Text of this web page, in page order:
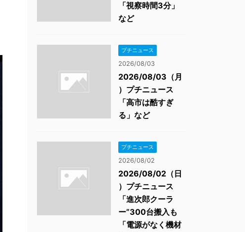
「視察時間3分」
など
プチニュース
2026/08/03
2026/08/03（月
）プチニュース
「高市は酷すぎ
る」など
プチニュース
2026/08/02
2026/08/02（日
）プチニュース
「進次郎クーラ
ー”300台搬入も
「電源がなく機材